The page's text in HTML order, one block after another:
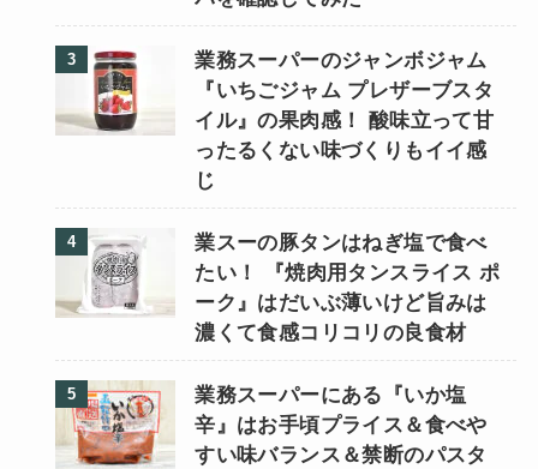
業務スーパーのジャンボジャム
『いちごジャム プレザーブスタ
イル』の果肉感！ 酸味立って甘
ったるくない味づくりもイイ感
じ
業スーの豚タンはねぎ塩で食べ
たい！ 『焼肉用タンスライス ポ
ーク』はだいぶ薄いけど旨みは
濃くて食感コリコリの良食材
業務スーパーにある『いか塩
辛』はお手頃プライス＆食べや
すい味バランス＆禁断のパスタ